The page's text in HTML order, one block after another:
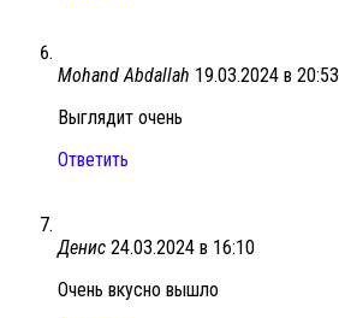
Mohand Abdallah 19.03.2024 в 20:53
Выглядит очень
Ответить
Денис 24.03.2024 в 16:10
Очень вкусно вышло